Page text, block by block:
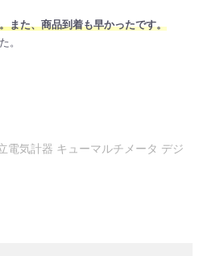
また、商品到着も早かったです。
。
電気計器 キューマルチメータ デジ